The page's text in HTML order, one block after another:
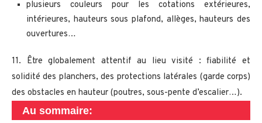
plusieurs couleurs pour les cotations extérieures,
intérieures, hauteurs sous plafond, allèges, hauteurs des
ouvertures…
11. Être globalement attentif au lieu visité : fiabilité et
solidité des planchers, des protections latérales (garde corps)
des obstacles en hauteur (poutres, sous-pente d’escalier…).
Au sommaire: